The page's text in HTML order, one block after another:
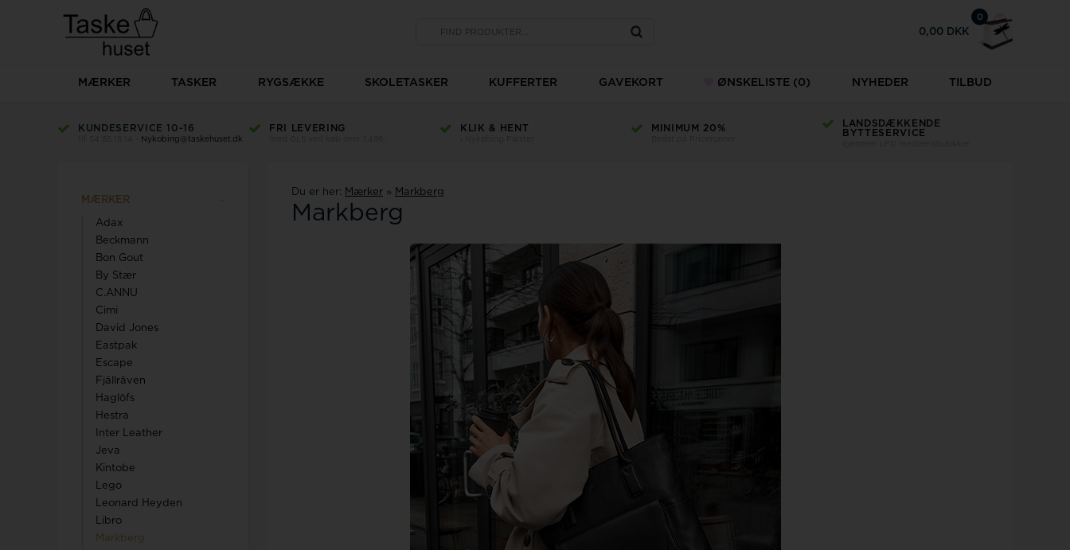
0
0,00 DKK
MÆRKER TASKER RYGSÆKKE SKOLETASKER KUFFERTER GAVEKORT ØNSKELISTE (0) NYHEDER TILBUD
KUNDESERVICE 10-16
Nykobing@taskehuset.dk
FRI LEVERING KLIK & HENT MINIMUM 20%
LANDSDÆKKENDE
BYTTESERVICE
MÆRKER
Adax
Beckmann
Bon Gout
By Stær
C.ANNU
Cimi
David Jones
Eastpak
Escape
Fjällräven
Haglöfs
Hestra
Inter Leather
Jeva
Kintobe
Lego
Leonard Heyden
Libro
Markberg
Du er her: Mærker » Markberg
Markberg